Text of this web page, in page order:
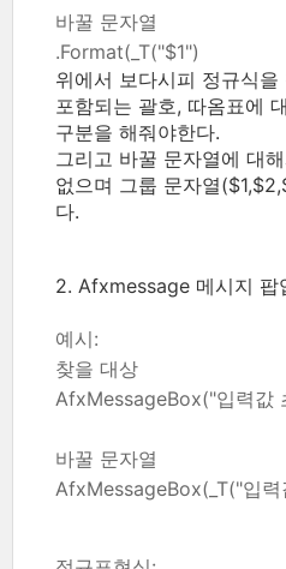
바꿀 문자열
.Format(_T("$1")
위에서 보다시피 정규식
포함되는 괄호, 따옴표에
구분을 해줘야한다.
그리고 바꿀 문자열에 대
없으며 그룹 문자열
다.
2. Afxmessage 메시지 팝
예시:
찾을 대상
AfxMessageBox("입력값
바꿀 문자열
AfxMessageBox(_T("입